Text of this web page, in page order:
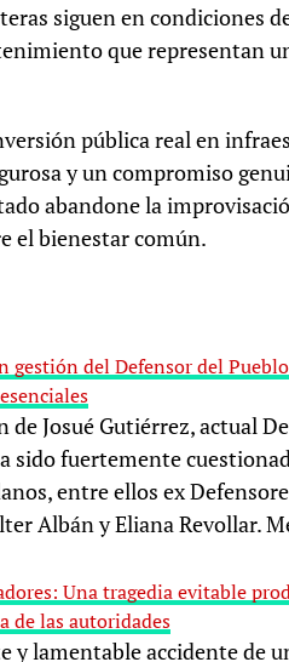
siguen en condiciones
que representan
pública real en
y un compromiso
abandone la
el bienestar común.
gestión del Defensor del
de Josué Gutiérrez, actual
sido fuertemente
entre ellos ex
Albán y Eliana Revollar.
Una tragedia evitable
de las autoridades
y lamentable accidente de